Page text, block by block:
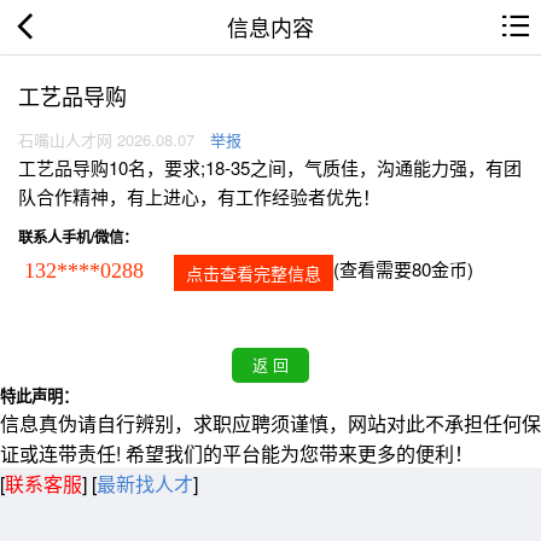
信息内容
工艺品导购
石嘴山人才网 2026.08.07 举报
工艺品导购10名，要求;18-35之间，气质佳，沟通能力强，有团
队合作精神，有上进心，有工作经验者优先！
联系人手机/微信：
132****0288 点击查看完整信息 (查看需要80金币)
特此声明：
信息真伪请自行辨别，求职应聘须谨慎，网站对此不承担任何保
证或连带责任! 希望我们的平台能为您带来更多的便利！
[联系客服] [最新找人才]